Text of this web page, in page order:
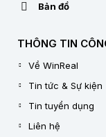
Bản đồ
THÔNG TIN
Về WinReal
Tin tức & Sự kiện
Tin tuyển dụng
Liên hệ